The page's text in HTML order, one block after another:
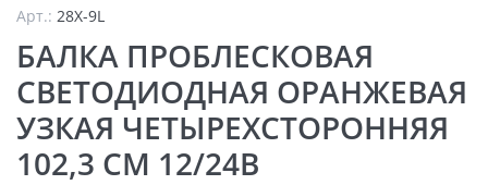
Арт.: 28X-9L
БАЛКА ПРОБЛЕСКОВАЯ
СВЕТОДИОДНАЯ ОРАНЖЕВАЯ
УЗКАЯ ЧЕТЫРЕХСТОРОННЯЯ
102,3 СМ 12/24В